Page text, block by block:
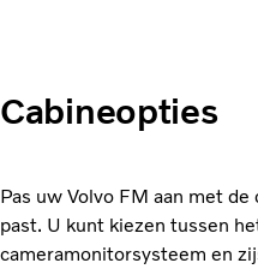
Cabineopties
Pas uw Volvo FM aan met
past. U kunt kiezen tussen
cameramonitorsysteem en